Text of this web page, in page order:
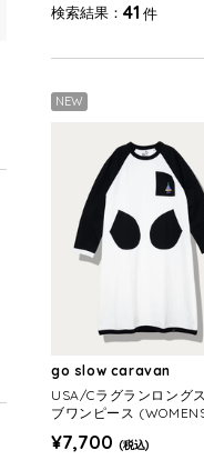
検索結果 41 件
NEW
go slow caravan
USA/Cラグランロング
ブワンピース
¥7,700 (税込)